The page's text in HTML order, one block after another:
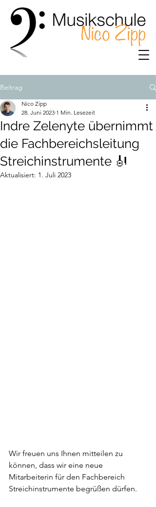
Beitrag
Indre Zelenyte übernimmt
die Fachbereichsleitung
Streichinstrumente 🎻
Nico Zipp
28. Juni 2023 1 Min. Lesezeit
Aktualisiert: 1. Juli 2023
Wir freuen uns Ihnen mitteilen zu
können, dass wir eine neue
Mitarbeiterin für den Fachbereich
Streichinstrumente begrüßen dürfen.